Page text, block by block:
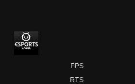
FPS
RTS